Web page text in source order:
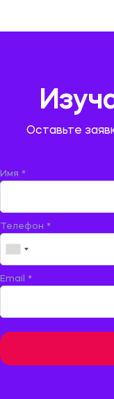
Оставьте
Имя *
Телефон *
Email *